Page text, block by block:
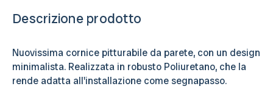
Descrizione prodotto
Nuovissima cornice pitturabile da parete, con un design
minimalista. Realizzata in robusto Poliuretano, che la
rende adatta all'installazione come segnapasso.